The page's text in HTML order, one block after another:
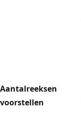
Aantalreeksen
voorstellen